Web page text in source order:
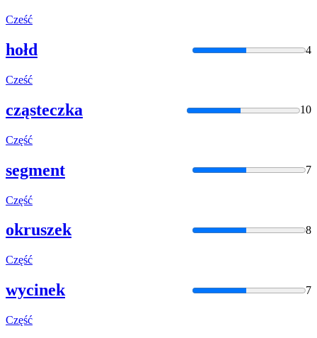
Cześć
hołd 4
Cześć
cząsteczka 10
Część
segment 7
Część
okruszek 8
Część
wycinek 7
Część